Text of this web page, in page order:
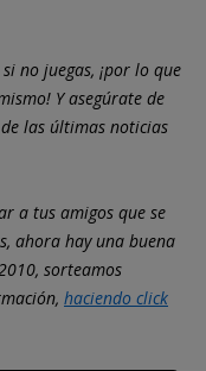
no juegas, ¡por lo que
Y asegúrate de
las últimas noticias
a tus amigos que se
ahora hay una buena
sorteamos
haciendo click